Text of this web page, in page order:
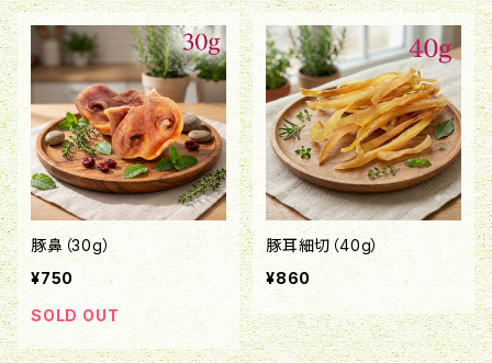
豚鼻（30g）
¥750
SOLD OUT
豚耳細切（40g）
¥860